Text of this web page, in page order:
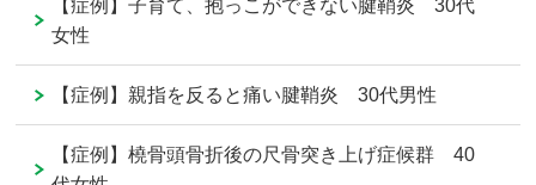
【症例】子育て、抱っこができない腱鞘炎 30代
女性
【症例】親指を反ると痛い腱鞘炎 30代男性
【症例】橈骨頭骨折後の尺骨突き上げ症候群 40